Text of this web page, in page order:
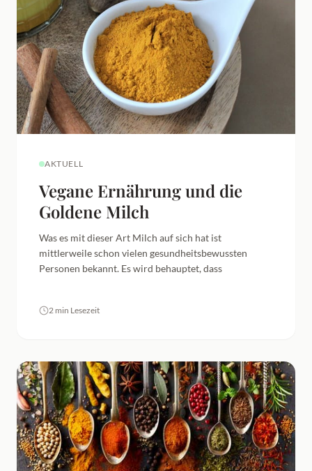
AKTUELL
Vegane Ernährung und die
Goldene Milch
Was es mit dieser Art Milch auf sich hat ist
mittlerweile schon vielen gesundheitsbewussten
Personen bekannt. Es wird behauptet, dass
2 min Lesezeit